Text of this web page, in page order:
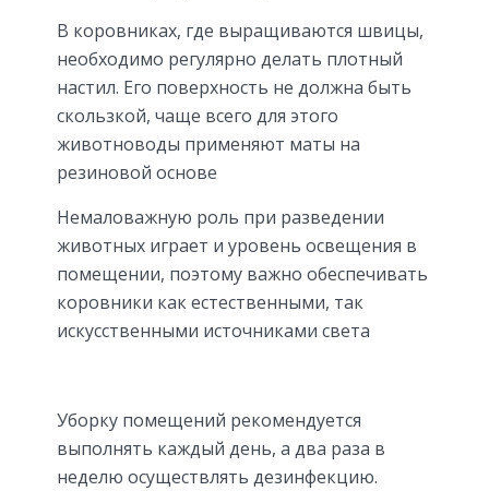
В коровниках, где выращиваются швицы,
необходимо регулярно делать плотный
настил. Его поверхность не должна быть
скользкой, чаще всего для этого
животноводы применяют маты на
резиновой основе
Немаловажную роль при разведении
животных играет и уровень освещения в
помещении, поэтому важно обеспечивать
коровники как естественными, так
искусственными источниками света
Уборку помещений рекомендуется
выполнять каждый день, а два раза в
неделю осуществлять дезинфекцию.